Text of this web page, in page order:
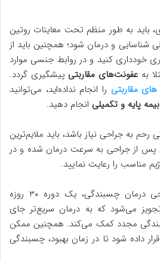
باید به طور منظم تحت معاینات روتین
شناسایی و درمان شود؛ همچنین باید از
خودداری کنید و در روابط جنسی موارد
به عفونت‌های مقاربتی پیشگیری گردد.
مقاربتی را انجام نداده‌اید، می‌توانید
پایه و تکمیلی انجام دهید.
به جراحی نیاز باشد، باید ملایم‌ترین
پس از جراحی به سرعت درمان شده و در
مناسب را رعایت نمایید.
به طور رایج، پس از جراحی درمان چسبندگی، یک دوره ۳۰ روزه
می‌شود که به درمان سریع‌تر جای
مجدد کمک می‌کند. همچنین ممکن
داده شود تا در زمان بهبود، چسبندگی